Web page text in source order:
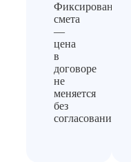
Фиксированная
смета
—
цена
в
договоре
не
меняется
без
согласования